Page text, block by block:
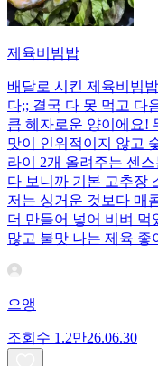
제육비빔밥
배달로 시킨 제육비빔
다;; 결국 다 못 먹고 다
큼 혜자로운 양이에요!
맛이 인위적이지 않고
라이 2개 올려주는 센
다 보니까 기본 고추장
저는 싱거운 것보다 매
더 만들어 넣어 비벼
많고 불맛 나는 제육
으앵
조회수 1.2만26.06.30